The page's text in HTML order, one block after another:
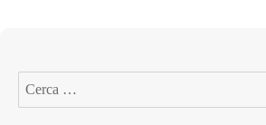
Cerca: